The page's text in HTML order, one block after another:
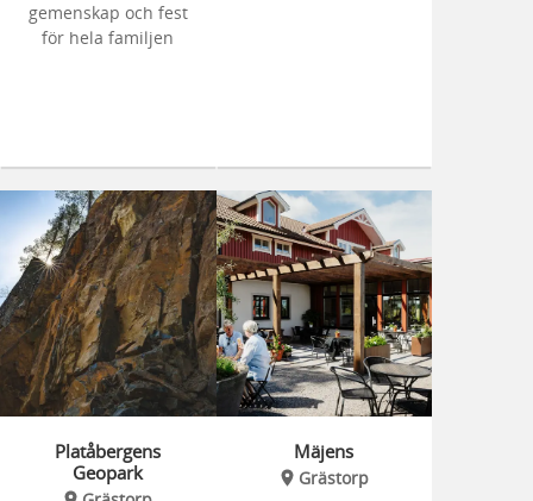
gemenskap och fest
för hela familjen
Platåbergens
Geopark
Mäjens
Grästorp